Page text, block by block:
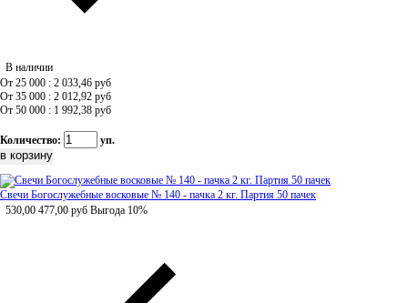
В наличии
От 25 000 : 2 033,46 руб
От 35 000 : 2 012,92 руб
От 50 000 : 1 992,38 руб
Количество: уп.
Свечи Богослужебные восковые № 140 - пачка 2 кг. Партия 50 пачек
530,00 477,00 руб Выгода 10%